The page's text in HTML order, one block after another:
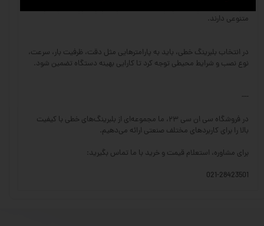
متنوعی دارند.
در انتخاب بلبرینگ خطی، باید به پارامترهایی مثل دقت، ظرفیت بار، سرعت،
نوع نصب و شرایط محیطی توجه کرد تا کارایی بهینه دستگاه تضمین شود.
---
در فروشگاه سی ان سی ۲۳، ما مجموعه‌ای از بلبرینگ‌های خطی با کیفیت
بالا را برای کاربردهای مختلف صنعتی ارائه می‌دهیم.
برای مشاوره، استعلام قیمت و خرید با ما تماس بگیرید:
021-28423501